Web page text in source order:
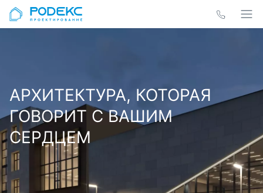
АРХИТЕКТУРА, КОТОРАЯ
ГОВОРИТ С ВАШИМ
СЕРДЦЕМ